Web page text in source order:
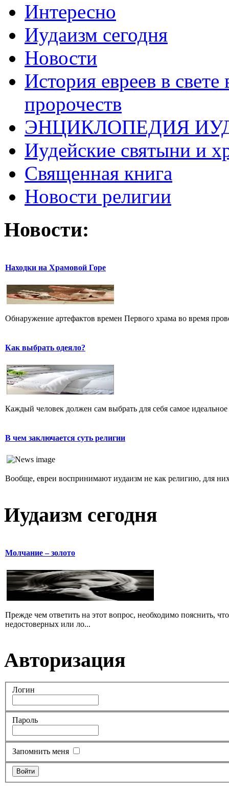
Интересно
Иудаизм сегодня
Новости
История евреев в
пророчеств
ЭНЦИКЛОПЕДИЯ
Иудейские святыни и
Священная книга
Новости религии
Новости:
Находки на Храмовой Горе
Обнаружение артефактов времен Первого храма во время
Как выбрать одеяло?
Каждый человек должен сам выбрать для себя самое
В чем заключается суть религии
Вообще, евреи воспринимают иудаизм не как религию, для
Иудаизм сегодня
Молчание – золото
Прежде чем ответить на этот вопрос, необходимо пояснить,
недостоверных или ло...
Авторизация
Логин
Пароль
Запомнить меня